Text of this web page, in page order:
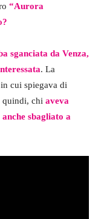
“Aurora
sganciata da Venza,
. La
in cui spiegava di
quindi, chi aveva
sbagliato a